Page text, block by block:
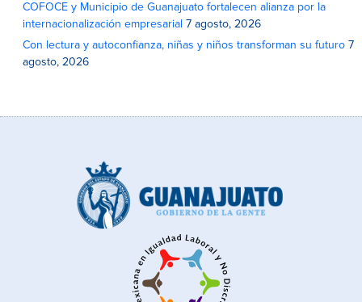
COFOCE y Municipio de Guanajuato fortalecen alianza por la
internacionalización empresarial 7 agosto, 2026
Con lectura y autoconfianza, niñas y niños transforman su futuro 7
agosto, 2026